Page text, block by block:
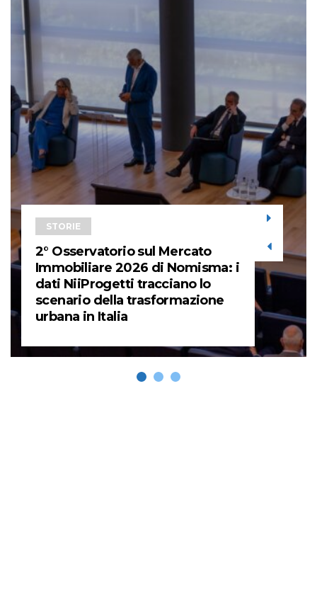
STORIE
2° Osservatorio sul Mercato
Immobiliare 2026 di Nomisma: i
dati NiiProgetti tracciano lo
scenario della trasformazione
urbana in Italia